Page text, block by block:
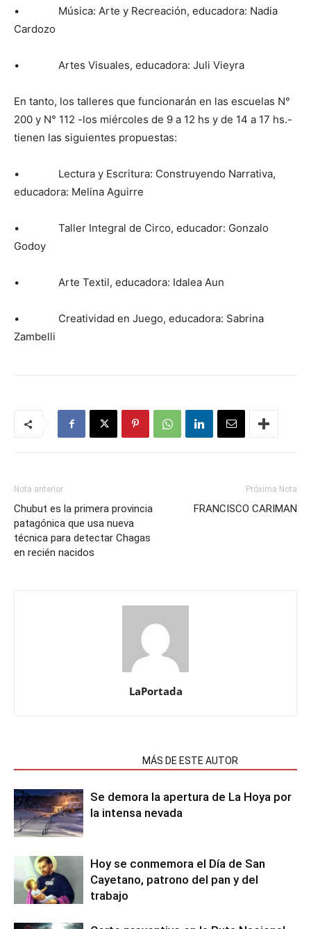
• Música: Arte y Recreación, educadora: Nadia
Cardozo
• Artes Visuales, educadora: Juli Vieyra
En tanto, los talleres que funcionarán en las escuelas N°
200 y N° 112 -los miércoles de 9 a 12 hs y de 14 a 17 hs.-
tienen las siguientes propuestas:
• Lectura y Escritura: Construyendo Narrativa,
educadora: Melina Aguirre
• Taller Integral de Circo, educador: Gonzalo
Godoy
• Arte Textil, educadora: Idalea Aun
• Creatividad en Juego, educadora: Sabrina
Zambelli
Nota anterior
Chubut es la primera provincia
patagónica que usa nueva
técnica para detectar Chagas
en recién nacidos
Próxima Nota
FRANCISCO CARIMAN
LaPortada
MÁS DE ESTE AUTOR
Se demora la apertura de La Hoya por
la intensa nevada
Hoy se conmemora el Día de San
Cayetano, patrono del pan y del
trabajo